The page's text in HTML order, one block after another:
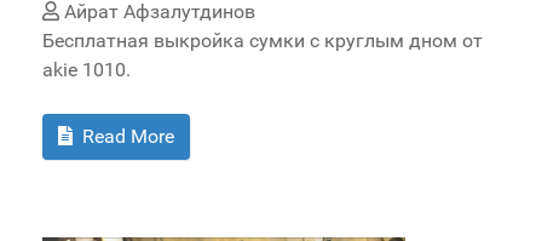
Айрат Афзалутдинов
Бесплатная выкройка сумки с круглым дном от
akie 1010.
Read More